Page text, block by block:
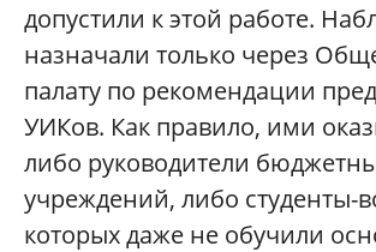
допустили к этой работе.
назначали только через
палату по рекомендации
УИКов. Как правило, ими
либо руководители
учреждений, либо студенты-
которых даже не обучили